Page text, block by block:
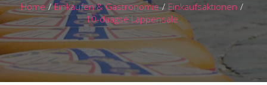
Planen Sie Ihren Besuch
Home / Einkaufen & Gastronomie / Einkaufsaktionen /
10-daagse Lappensale